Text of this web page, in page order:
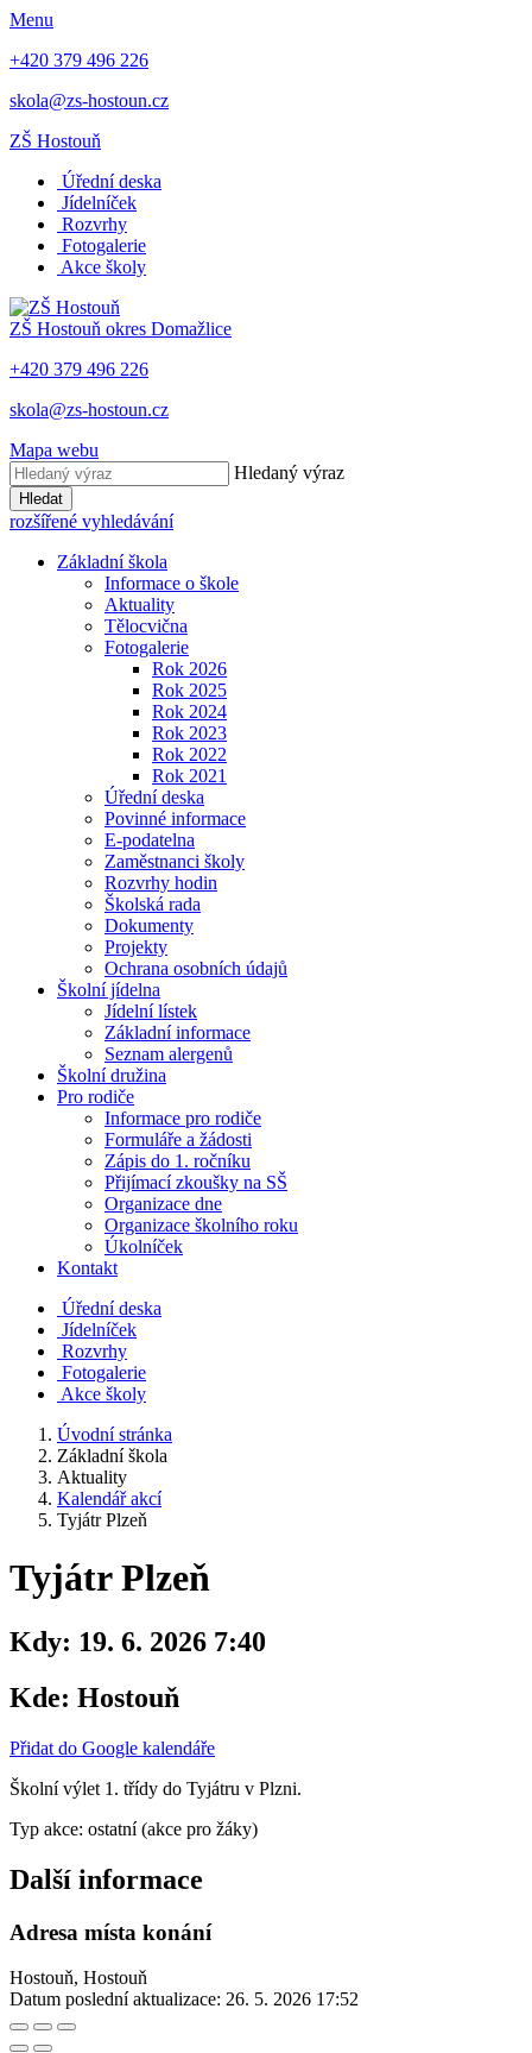
Menu
+420 379 496 226
skola@zs-hostoun.cz
ZŠ Hostouň
Úřední deska
Jídelníček
Rozvrhy
Fotogalerie
Akce školy
ZŠ Hostouň okres Domažlice
+420 379 496 226
skola@zs-hostoun.cz
Mapa webu
Hledaný výraz
Hledat
rozšířené vyhledávání
Základní škola
Informace o škole
Aktuality
Tělocvična
Fotogalerie
Rok 2026
Rok 2025
Rok 2024
Rok 2023
Rok 2022
Rok 2021
Úřední deska
Povinné informace
E-podatelna
Zaměstnanci školy
Rozvrhy hodin
Školská rada
Dokumenty
Projekty
Ochrana osobních údajů
Školní jídelna
Jídelní lístek
Základní informace
Seznam alergenů
Školní družina
Pro rodiče
Informace pro rodiče
Formuláře a žádosti
Zápis do 1. ročníku
Přijímací zkoušky na SŠ
Organizace dne
Organizace školního roku
Úkolníček
Kontakt
Úřední deska
Jídelníček
Rozvrhy
Fotogalerie
Akce školy
Úvodní stránka
Základní škola
Aktuality
Kalendář akcí
Tyjátr Plzeň
Tyjátr Plzeň
Kdy: 19. 6. 2026 7:40
Kde: Hostouň
Přidat do Google kalendáře
Školní výlet 1. třídy do Tyjátru v Plzni.
Typ akce: ostatní (akce pro žáky)
Další informace
Adresa místa konání
Hostouň, Hostouň
Datum poslední aktualizace: 26. 5. 2026 17:52